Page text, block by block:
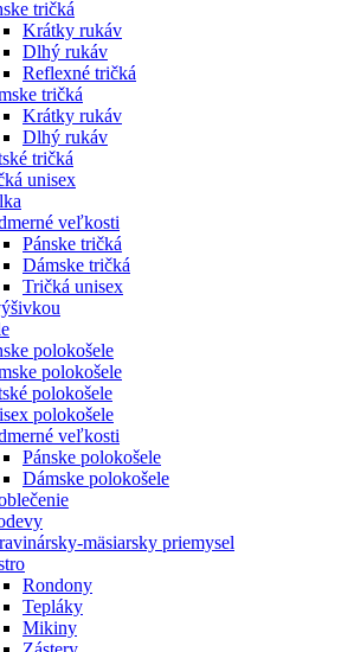
tričká
Krátky rukáv
Dlhý rukáv
Reflexné tričká
tričká
Krátky rukáv
Dlhý rukáv
tričká
unisex
veľkosti
Pánske tričká
Dámske tričká
Tričká unisex
polokošele
polokošele
polokošele
polokošele
veľkosti
Pánske polokošele
Dámske polokošele
mäsiarsky priemysel
Rondony
Tepláky
Mikiny